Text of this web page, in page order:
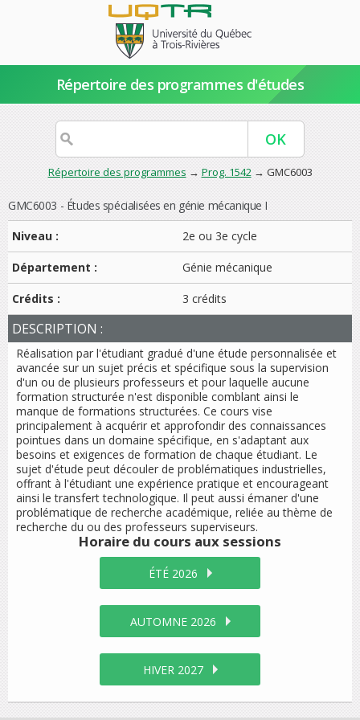
Répertoire des programmes d'études
Répertoire des programmes → Prog. 1542→ GMC6003
GMC6003 - Études spécialisées en génie mécanique I
Niveau :
2e ou 3e cycle
Département : Génie mécanique
Crédits : 3 crédits
DESCRIPTION :
Réalisation par l'étudiant gradué d'une étude personnalisée et
avancée sur un sujet précis et spécifique sous la supervision
d'un ou de plusieurs professeurs et pour laquelle aucune
formation structurée n'est disponible comblant ainsi le
manque de formations structurées. Ce cours vise
principalement à acquérir et approfondir des connaissances
pointues dans un domaine spécifique, en s'adaptant aux
besoins et exigences de formation de chaque étudiant. Le
sujet d'étude peut découler de problématiques industrielles,
offrant à l'étudiant une expérience pratique et encourageant
ainsi le transfert technologique. Il peut aussi émaner d'une
problématique de recherche académique, reliée au thème de
recherche du ou des professeurs superviseurs.
Horaire du cours aux sessions
ÉTÉ 2026
AUTOMNE 2026
HIVER 2027